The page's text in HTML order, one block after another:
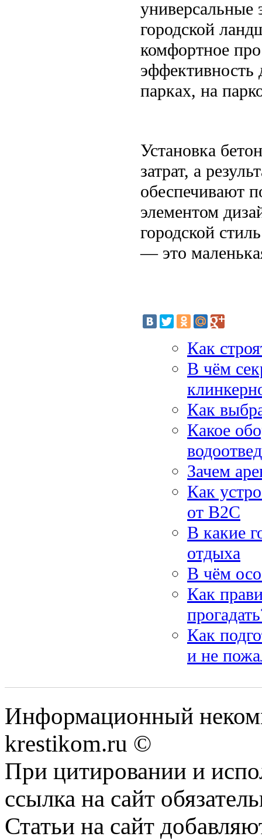
городской
комфортное
парках, на
Установка
затрат, а
обеспечивают
элементом
городской
— это
Как
В чём
Как
Какое
Зачем
Как
от B2C
В какие
отдыха
В чём
Как
Как
и не
Информационный
krestikom.ru ©
При цитировании и
ссылка на сайт
Статьи на сайт